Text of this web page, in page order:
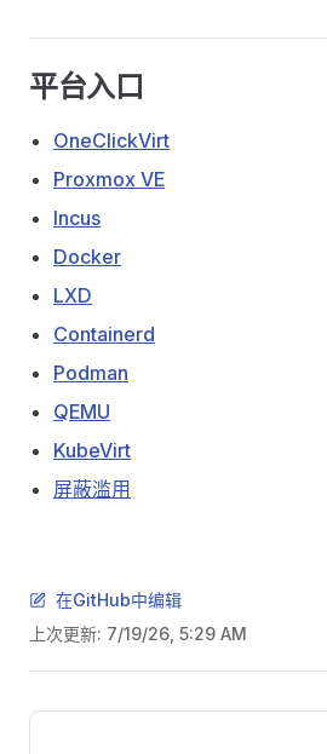
平台入口
OneClickVirt
Proxmox VE
Incus
Docker
LXD
Containerd
Podman
QEMU
KubeVirt
屏蔽滥用
在GitHub中编辑
上次更新: 7/19/26, 5:29 AM
Pager